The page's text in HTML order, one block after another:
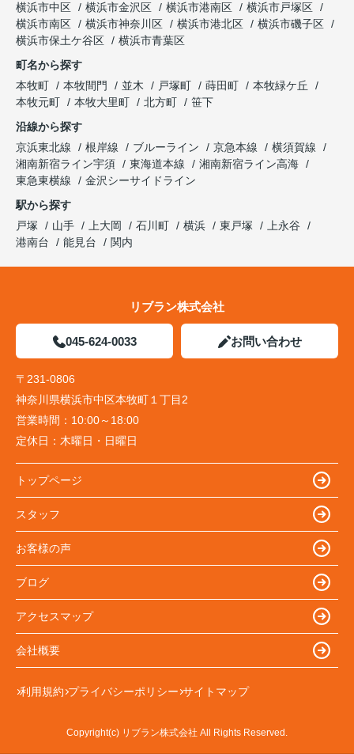
横浜市中区
横浜市金沢区 横浜市港南区
横浜市戸塚区
横浜市南区
横浜市神奈川区 横浜市港北区
横浜市磯子区
横浜市保土ケ谷区
横浜市青葉区
町名から探す
本牧町
本牧間門 並木 戸塚町 蒔田町
本牧緑ケ丘
本牧元町
本牧大里町 北方町
笹下
沿線から探す
京浜東北線
根岸線 ブルーライン 京急本線
横須賀線
湘南新宿ライン宇須
東海道本線
湘南新宿ライン高海
東急東横線
金沢シーサイドライン
駅から探す
戸塚
山手 上大岡 石川町 横浜 東戸塚
上永谷
港南台
能見台 関内
リブラン株式会社
045-624-0033 お問い合わせ
〒231-0806
神奈川県横浜市中区本牧町１丁目2
営業時間： 10:00～18:00
定休日： 木曜日・日曜日
トップページ
スタッフ
お客様の声
ブログ
アクセスマップ
会社概要
利用規約 プライバシーポリシー サイトマップ
Copyright(c) リブラン株式会社 All Rights Reserved.